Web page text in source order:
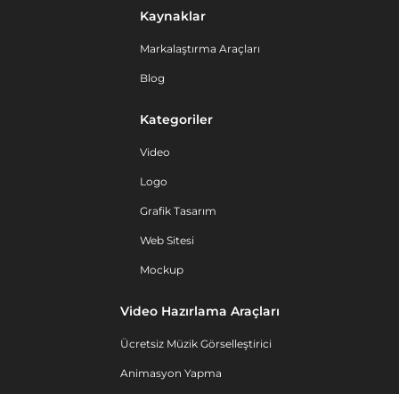
Kaynaklar
Markalaştırma Araçları
Blog
Kategoriler
Video
Logo
Grafik Tasarım
Web Sitesi
Mockup
Video Hazırlama Araçları
Ücretsiz Müzik Görselleştirici
Animasyon Yapma